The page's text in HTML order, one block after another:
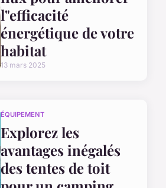
l"efficacité
énergétique de votre
habitat
13 mars 2025
ÉQUIPEMENT
Explorez les
avantages inégalés
des tentes de toit